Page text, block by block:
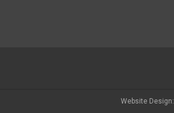
Website Design: